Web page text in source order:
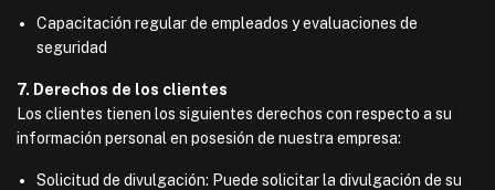
Capacitación regular de empleados y evaluaciones de
seguridad
7. Derechos de los clientes
Los clientes tienen los siguientes derechos con respecto a su
información personal en posesión de nuestra empresa:
Solicitud de divulgación: Puede solicitar la divulgación de su